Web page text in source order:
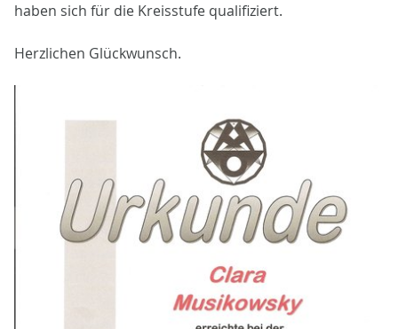
haben sich für die Kreisstufe qualifiziert.
Herzlichen Glückwunsch.